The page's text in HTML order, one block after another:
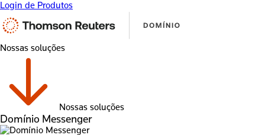
Login de Produtos
Nossas soluções
Nossas soluções
Domínio Messenger